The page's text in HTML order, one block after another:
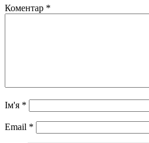
Коментар *
Ім'я *
Email *